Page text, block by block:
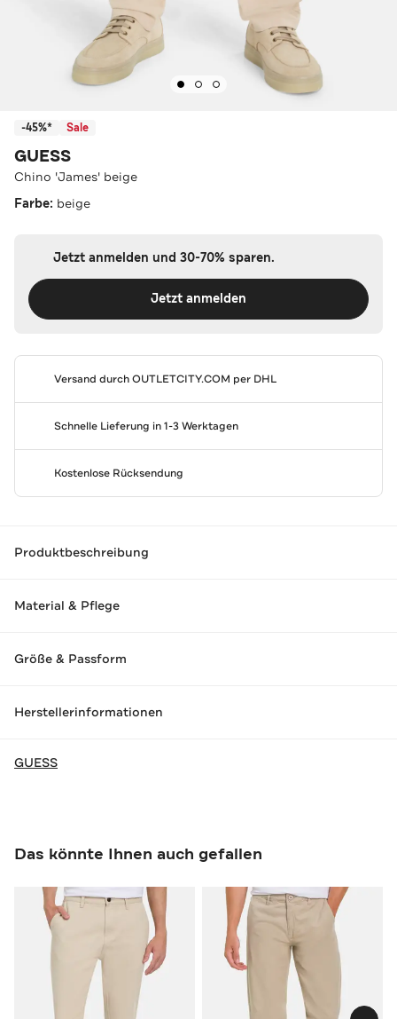
-45%* Sale
GUESS
Chino 'James' beige
Farbe: beige
Jetzt anmelden und 30-70% sparen.
Jetzt anmelden
Versand durchOUTLETCITY.COM per DHL
Schnelle Lieferung in 1-3 Werktagen
Kostenlose Rücksendung
Produktbeschreibung
Material & Pflege
Größe & Passform
Herstellerinformationen
GUESS
Das könnte Ihnen auch gefallen